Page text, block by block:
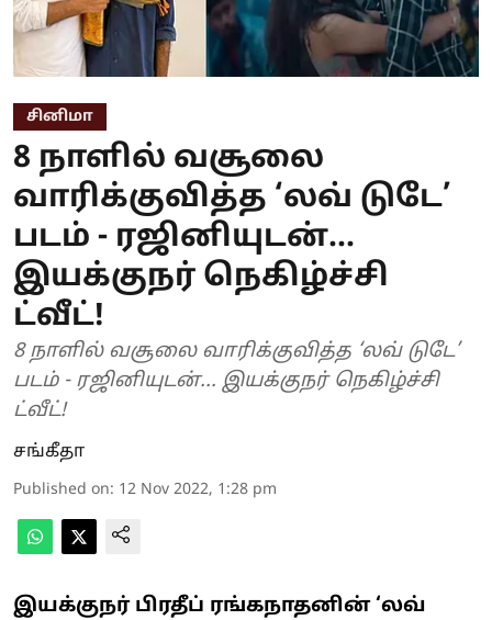
சினிமா
8 நாளில் வசூலை
வாரிக்குவித்த ‘லவ் டுடே’
படம் - ரஜினியுடன்...
இயக்குநர் நெகிழ்ச்சி
ட்வீட்!
8 நாளில் வசூலை வாரிக்குவித்த ‘லவ் டுடே’
படம் - ரஜினியுடன்... இயக்குநர் நெகிழ்ச்சி
ட்வீட்!
சங்கீதா
Published on: 12 Nov 2022, 1:28 pm
இயக்குநர் பிரதீப் ரங்கநாதனின் ‘லவ்